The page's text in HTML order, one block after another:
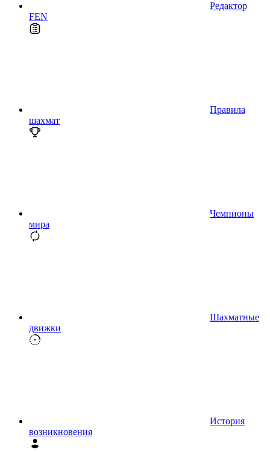
Редактор
FEN
Правила
шахмат
Чемпионы
мира
Шахматные
движки
История
возникновения